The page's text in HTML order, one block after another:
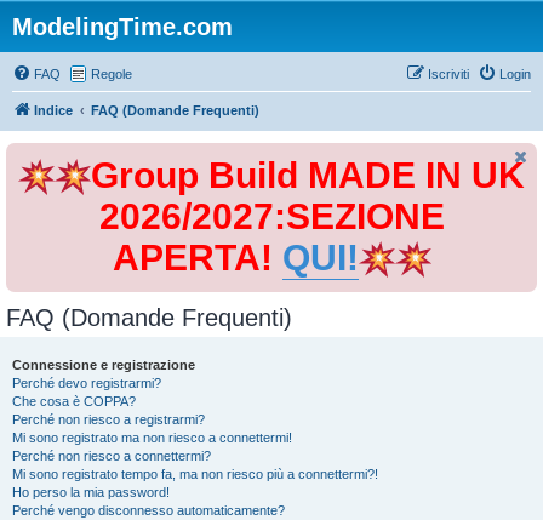
ModelingTime.com
FAQ Regole Login
Iscriviti
Indice FAQ (Domande Frequenti)
Group Build MADE IN UK
2026/2027:SEZIONE
APERTA! QUI!
FAQ (Domande Frequenti)
Connessione e registrazione
Perché devo registrarmi?
Che cosa è COPPA?
Perché non riesco a registrarmi?
Mi sono registrato ma non riesco a connettermi!
Perché non riesco a connettermi?
Mi sono registrato tempo fa, ma non riesco più a connettermi?!
Ho perso la mia password!
Perché vengo disconnesso automaticamente?